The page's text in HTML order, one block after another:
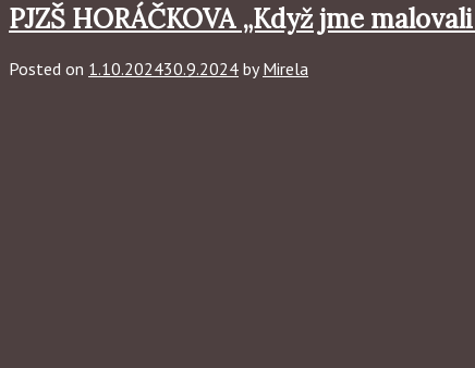
PJZŠ HORÁČKOVA „Když jme
Posted on 1.10.202430.9.2024 byMirela